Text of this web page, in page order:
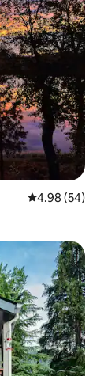
Ukadiriaji wa
4.98 (54)